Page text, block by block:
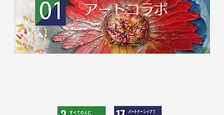
​アートコラボ